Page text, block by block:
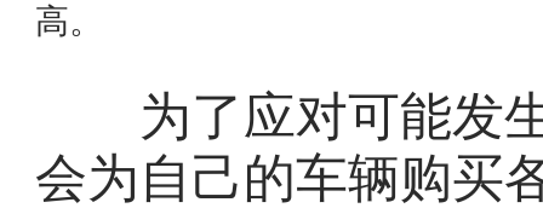
高。
为了应对可能发生
会为自己的车辆购买